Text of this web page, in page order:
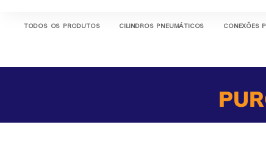
TODOS OS PRODUTOS CILINDROS PNEUMÁTICOS CONEXÕES